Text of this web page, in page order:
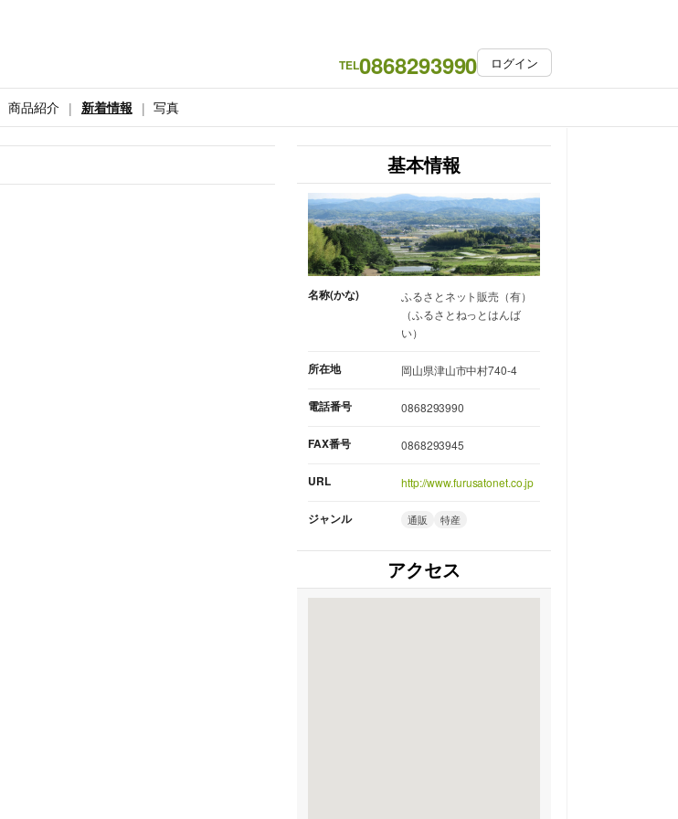
TEL0868293990 ログイン
商品紹介 新着情報 写真
基本情報
名称(かな)
ふるさとネット販売（有）
（ふるさとねっとはんば
い）
所在地 岡山県津山市中村740-4
電話番号 0868293990
FAX番号 0868293945
URL http://www.furusatonet.co.jp
ジャンル 通販 特産
アクセス